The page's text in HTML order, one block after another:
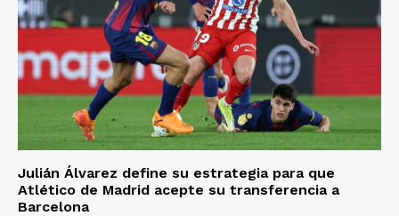
Julián Álvarez define su estrategia para que
Atlético de Madrid acepte su transferencia a
Barcelona